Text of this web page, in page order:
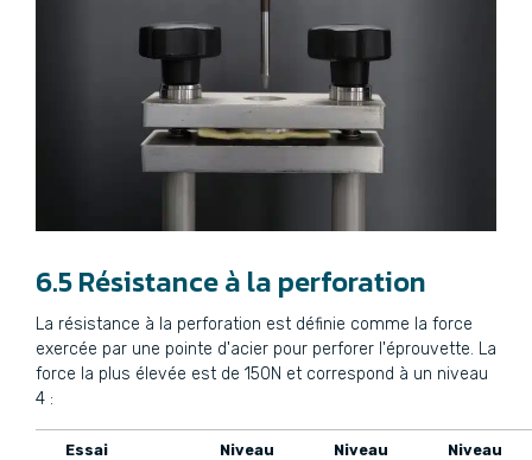
6.5 Résistance à la perforation
La résistance à la perforation est définie comme la force
exercée par une pointe d'acier pour perforer l'éprouvette. La
force la plus élevée est de 150N et correspond à un niveau
4 :
Essai
Niveau
Niveau
Niveau